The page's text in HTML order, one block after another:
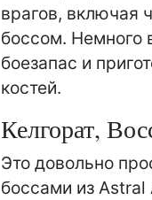
врагов, включая
боссом. Немного
боезапас и
костей.
Келгорат,
Это довольно
боссами из